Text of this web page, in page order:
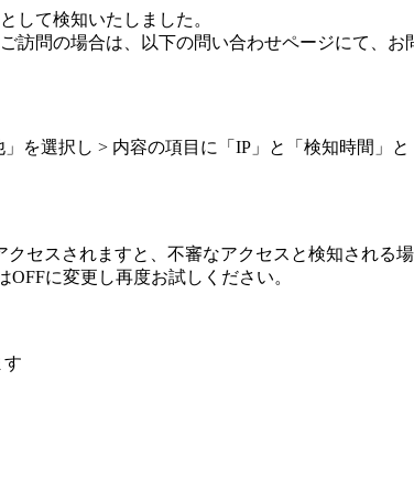
して検知いたしました。
訪問の場合は、以下の問い合わせページにて、お
を選択し > 内容の項目に「IP」と「検知時間」
セスされますと、不審なアクセスと検知される場
に変更し再度お試しください。
す